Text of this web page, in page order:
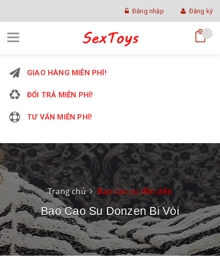
Đăng nhập Đăng ký
GIAO HÀNG MIỄN PHÍ!
ĐỔI TRẢ MIỄN PHÍ!
TƯ VẤN MIỄN PHÍ!
Trang chủ Bao cao su đôn dên
Bao Cao Su Donzen Bi Vòi